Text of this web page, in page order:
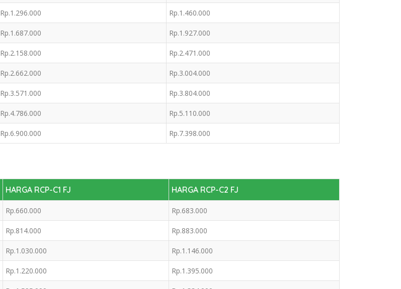
Rp.1.296.000 Rp.1.460.000
Rp.1.687.000 Rp.1.927.000
Rp.2.158.000 Rp.2.471.000
Rp.2.662.000 Rp.3.004.000
Rp.3.571.000 Rp.3.804.000
Rp.4.786.000 Rp.5.110.000
Rp.6.900.000 Rp.7.398.000
HARGA RCP-C1 FJ HARGA RCP-C2 FJ
Rp.660.000 Rp.683.000
Rp.814.000 Rp.883.000
Rp.1.030.000 Rp.1.146.000
Rp.1.220.000 Rp.1.395.000